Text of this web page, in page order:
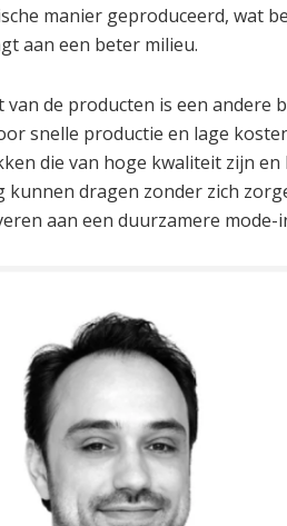
manier geproduceerd, wat
aan een beter milieu.
van de producten is een andere
snelle productie en lage
die van hoge kwaliteit zijn
kunnen dragen zonder zich
aan een duurzamere mode-